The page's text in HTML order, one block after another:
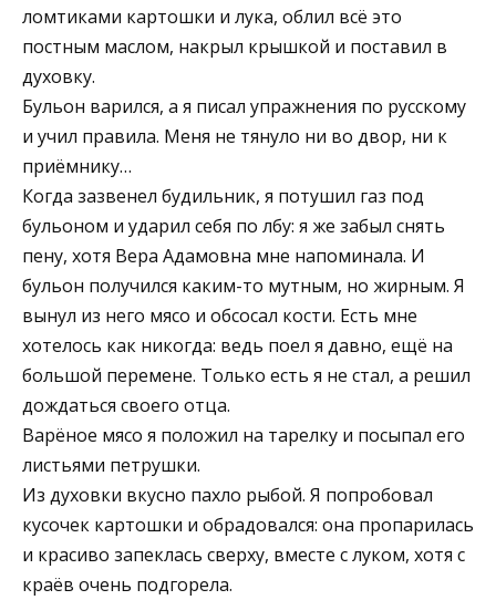
ломтиками картошки и лука, облил всё это
постным маслом, накрыл крышкой и поставил в
духовку.
Бульон варился, а я писал упражнения по русскому
и учил правила. Меня не тянуло ни во двор, ни к
приёмнику…
Когда зазвенел будильник, я потушил газ под
бульоном и ударил себя по лбу: я же забыл снять
пену, хотя Вера Адамовна мне напоминала. И
бульон получился каким-то мутным, но жирным. Я
вынул из него мясо и обсосал кости. Есть мне
хотелось как никогда: ведь поел я давно, ещё на
большой перемене. Только есть я не стал, а решил
дождаться своего отца.
Варёное мясо я положил на тарелку и посыпал его
листьями петрушки.
Из духовки вкусно пахло рыбой. Я попробовал
кусочек картошки и обрадовался: она пропарилась
и красиво запеклась сверху, вместе с луком, хотя с
краёв очень подгорела.